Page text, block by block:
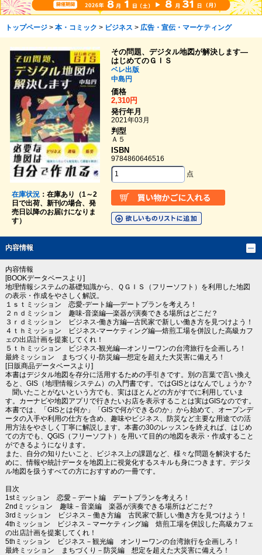
トップページ> 本・コミック > ビジネス > 広告・宣伝・マーケティング
在庫状況：在庫あり（1～2
日で出荷、新刊の場合、発
売日以降のお届けになりま
す）
その問題、デジタル地図が解決します―
はじめてのＧＩＳ
ベレ出版
中島円
価格
2,310円
発行年月
2021年03月
判型
Ａ５
ISBN
9784860646516
点
内容情報
内容情報
[BOOKデータベースより]
地理情報システムの基礎知識から、ＱＧＩＳ（フリーソフト）を利用した地図
の表示・作成をやさしく解説。
１ｓｔミッション 恋愛‐デート編―デートプランを考えろ！
２ｎｄミッション 趣味‐音楽編―楽器が演奏できる場所はどこだ？
３ｒｄミッション ビジネス‐働き方編―古民家で新しい働き方を見つけよう！
４ｔｈミッション ビジネス‐マーケティング編―焙煎工場を併設した高級カフ
ェの出店計画を提案してくれ！
５ｔｈミッション ビジネス‐観光編―オンリーワンの台湾旅行を企画しろ！
最終ミッション まちづくり‐防災編―想定を超えた大災害に備えろ！
[日販商品データベースより]
本書はデジタル地図を存分に活用するための手引きです。別の言葉で言い換え
ると、GIS（地理情報システム）の入門書です。ではGISとはなんでしょうか？
聞いたことがないという方でも、実はほとんどの方がすでに利用していま
す。カーナビや地図アプリで行きたいお店を表示することは実はGISなのです。
本書では、「GISとは何か」「GISで何ができるのか」から始めて、オープンデ
ータの入手や利用の仕方を含め、趣味やビジネス、防災など主要な用途での活
用方法をやさしく丁寧に解説します。本書の30のレッスンを終えれば、はじめ
ての方でも、QGIS（フリーソフト）を用いて目的の地図を表示・作成すること
ができるようになります。
また、自分の知りたいこと、ビジネス上の課題など、様々な問題を解決するた
めに、情報や統計データを地図上に視覚化するスキルも身につきます。デジタ
ル地図を扱うすべての方におすすめの一冊です。
目次
1stミッション 恋愛－デート編 デートプランを考えろ！
2ndミッション 趣味－音楽編 楽器が演奏できる場所はどこだ？
3rdミッション ビジネス－働き方編 古民家で新しい働き方を見つけよう！
4thミッション ビジネス－マーケティング編 焙煎工場を併設した高級カフェ
の出店計画を提案してくれ！
5thミッション ビジネス－観光編 オンリーワンの台湾旅行を企画しろ！
最終ミッション まちづくり－防災編 想定を超えた大災害に備えろ！